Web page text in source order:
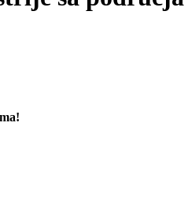
mlinsko-
sa područja